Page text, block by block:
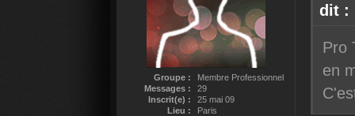
Groupe :
Membre Professionnel
Messages :
29
Inscrit(e) :
25 mai 09
Lieu :
Paris
dit :
Pro
en